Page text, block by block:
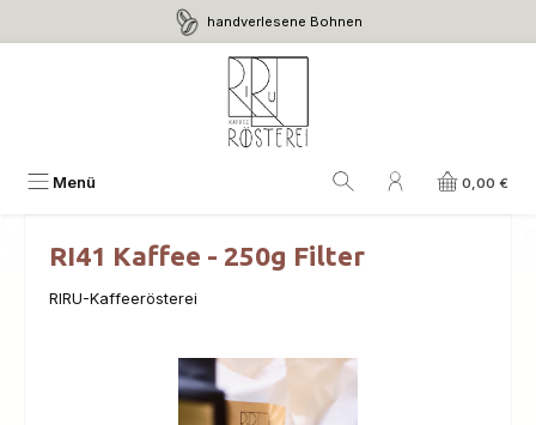
Zum Hauptinhalt springen handverlesene Bohnen
Menü 0,00 €
RI41 Kaffee - 250g Filter
RIRU-Kaffeerösterei
Bildergalerie überspringen